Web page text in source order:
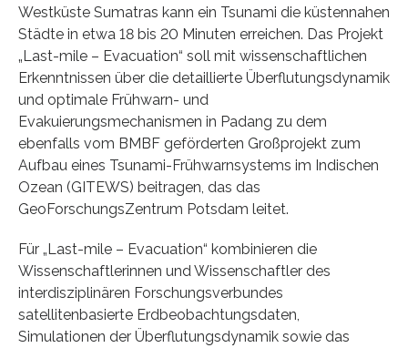
Westküste Sumatras kann ein Tsunami die küstennahen
Städte in etwa 18 bis 20 Minuten erreichen. Das Projekt
„Last-mile – Evacuation“ soll mit wissenschaftlichen
Erkenntnissen über die detaillierte Überflutungsdynamik
und optimale Frühwarn- und
Evakuierungsmechanismen in Padang zu dem
ebenfalls vom BMBF geförderten Großprojekt zum
Aufbau eines Tsunami-Frühwarnsystems im Indischen
Ozean (GITEWS) beitragen, das das
GeoForschungsZentrum Potsdam leitet.
Für „Last-mile – Evacuation“ kombinieren die
Wissenschaftlerinnen und Wissenschaftler des
interdisziplinären Forschungsverbundes
satellitenbasierte Erdbeobachtungsdaten,
Simulationen der Überflutungsdynamik sowie das